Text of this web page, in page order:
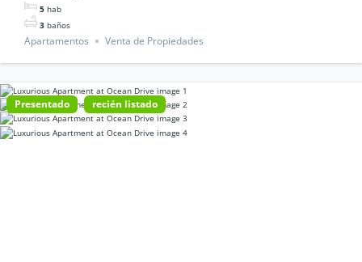
5 hab
3 baños
Apartamentos Venta de Propiedades
Presentado recién listado